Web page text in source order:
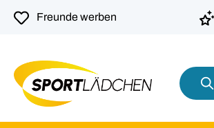
Zur Hauptnavigation springen
Freunde werben